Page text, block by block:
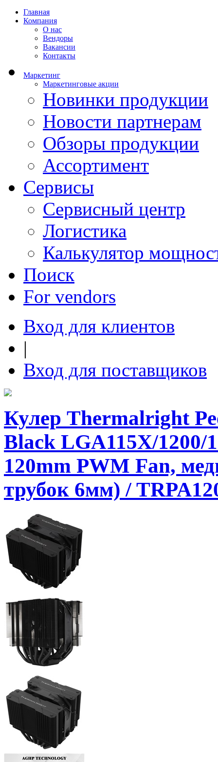
Главная
Компания
О нас
Вендоры
Вакансии
Контакты
Маркетинг
Маркетинговые акции
Новинки продукции
Новости партнерам
Обзоры продукции
Ассортимент
Сервисы
Сервисный центр
Логистика
Калькулятор
Поиск
For vendors
Вход для клиентов
|
Вход для поставщиков
Кулер Thermalright
Black LGA115X/1200/
120mm PWM Fan,
трубок 6мм) /